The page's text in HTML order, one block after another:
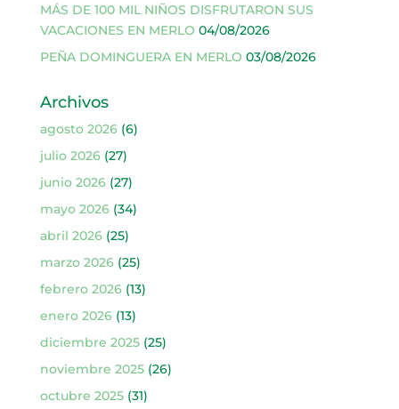
MÁS DE 100 MIL NIÑOS DISFRUTARON SUS
VACACIONES EN MERLO 04/08/2026
PEÑA DOMINGUERA EN MERLO 03/08/2026
Archivos
agosto 2026(6)
julio 2026(27)
junio 2026(27)
mayo 2026(34)
abril 2026(25)
marzo 2026(25)
febrero 2026(13)
enero 2026(13)
diciembre 2025(25)
noviembre 2025(26)
octubre 2025(31)